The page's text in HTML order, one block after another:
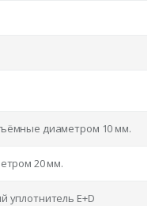
диаметром 10 мм.
20 мм.
уплотнитель E+D